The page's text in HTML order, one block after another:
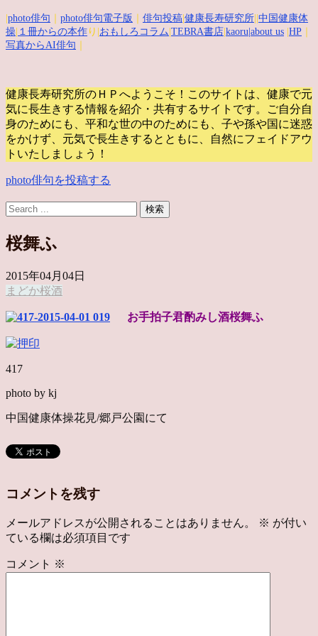
photo俳句 photo俳句電子版 俳句投稿 健康長寿研究所 中国健康体
操 １冊からの本作 り| おもしろコラム TEBRA書店 kaoru |about us HP
写真からAI俳句
健康長寿研究所のＨＰへようこそ！このサイトは、健康で元
気に長生きする情報を紹介・共有するサイトです。
ご自分自
身のためにも、平和な世の中のためにも、子や孫や国に迷惑
をかけず、元気で長生きするとともに、自然にフェイドアウ
トいたしましょう！
photo俳句を投稿する
桜舞ふ
2015年04月04日
まどか桜酒
お手拍子君酌みし酒桜舞ふ
417
photo by kj
中国健康体操花見/郷戸公園にて
コメントを残す
メールアドレスが公開されることはありません。 ※ が付い
ている欄は必須項目です
コメント ※